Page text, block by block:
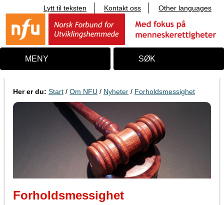
i
n
o
Lytt til teksten Kontakt oss Other languages
MENY SØK
Her er du: Start / Om NFU / Nyheter / Forholdsmessighet
Forholdsmessighet